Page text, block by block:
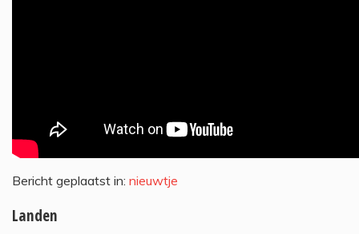
Bericht geplaatst in: nieuwtje
Landen